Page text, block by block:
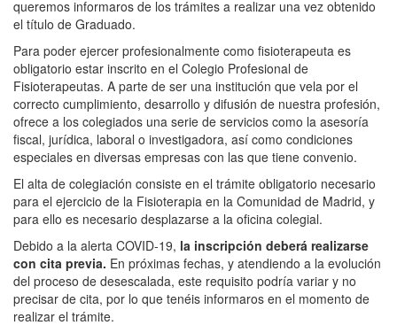
queremos informaros de los trámites a realizar una vez obtenido
el título de Graduado.
Para poder ejercer profesionalmente como fisioterapeuta es
obligatorio estar inscrito en el Colegio Profesional de
Fisioterapeutas. A parte de ser una institución que vela por el
correcto cumplimiento, desarrollo y difusión de nuestra profesión,
ofrece a los colegiados una serie de servicios como la asesoría
fiscal, jurídica, laboral o investigadora, así como condiciones
especiales en diversas empresas con las que tiene convenio.
El alta de colegiación consiste en el trámite obligatorio necesario
para el ejercicio de la Fisioterapia en la Comunidad de Madrid, y
para ello es necesario desplazarse a la oficina colegial.
Debido a la alerta COVID-19, la inscripción deberá realizarse
con cita previa. En próximas fechas, y atendiendo a la evolución
del proceso de desescalada, este requisito podría variar y no
precisar de cita, por lo que tenéis informaros en el momento de
realizar el trámite.